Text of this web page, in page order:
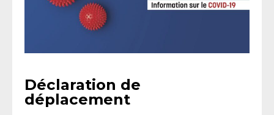
Déclaration de
déplacement